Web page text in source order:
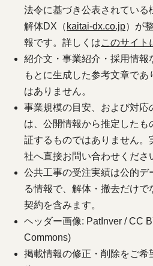
法令に基づき公表されている
解体DX（ kaitai-dx.co.jp）が
報です。詳しくはこのサイト
紹介文・事業紹介・採用情報
もとに生成した参考文章で
はありません。
事業規模の目安、および対応
は、公開情報から推定した
証するものではありません。
社へ直接お問い合わせくださ
公共工事の受注実績は公的デ
る情報で、解体・撤去だけ
契約を含みます。
ヘッダー画像: PatInver / CC
Commons)
掲載情報の修正・削除をご希